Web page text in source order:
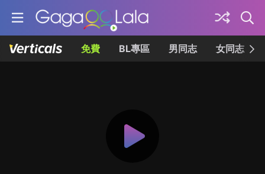
免費 BL專區 男同志 女同志